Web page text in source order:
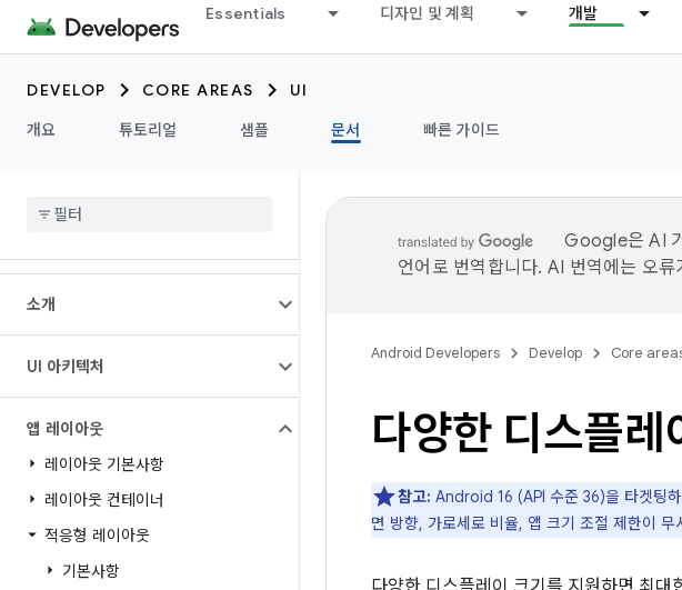
Essentials 디자인 및 계획 개발
DEVELOP CORE AREAS
UI
개요
튜토리얼 샘플 문서 빠른 가이드
소개
UI 아키텍처
앱 레이아웃
레이아웃 기본사항
레이아웃 컨테이너
적응형 레이아웃
기본사항
Google은 AI
언어로 번역합니다. AI 번역에는 오류
Android Developers Develop Core
다양한 디스플레
참고: Android 16 (API 수준 36)을 타겟팅
면 방향, 가로세로 비율, 앱 크기 조절 제한이 무